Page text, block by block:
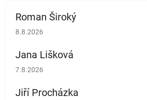
Roman Široký
Hodnocení obchodu je 5 z 5 hvězdiček.
8.8.2026
Jana Lišková
Hodnocení obchodu je 5 z 5 hvězdiček.
7.8.2026
Jiří Procházka